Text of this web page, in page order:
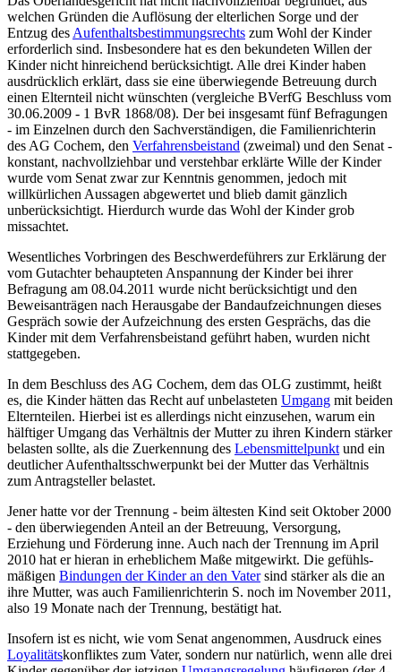
welchen Gründen die Auflösung der elterlichen Sorge und der
Entzug des Aufenthaltsbestimmungsrechts zum Wohl der Kinder
erforderlich sind. Insbesondere hat es den bekundeten Willen der
Kinder nicht hinreichend berücksichtigt. Alle drei Kinder haben
ausdrücklich erklärt, dass sie eine überwiegende Betreuung durch
einen Elternteil nicht wünschten (vergleiche BVerfG Beschluss vom
30.06.2009 - 1 BvR 1868/08). Der bei insgesamt fünf Befragungen
- im Einzelnen durch den Sach­verständigen, die Familien­richterin
des AG Cochem, den Verfahrensbeistand (zweimal) und den Senat -
konstant, nachvollziehbar und verstehbar erklärte Wille der Kinder
wurde vom Senat zwar zur Kenntnis genommen, jedoch mit
willkürlichen Aussagen abgewertet und blieb damit gänzlich
unberücksichtigt. Hierdurch wurde das Wohl der Kinder grob
missachtet.
Wesentliches Vorbringen des Beschwerde­führers zur Erklärung der
vom Gutachter behaupteten Anspannung der Kinder bei ihrer
Befragung am 08.04.2011 wurde nicht berücksichtigt und den
Beweis­anträgen nach Herausgabe der Band­auf­zeichnungen dieses
Gespräch sowie der Aufzeichnung des ersten Gesprächs, das die
Kinder mit dem Verfahrens­beistand geführt haben, wurden nicht
stattgegeben.
In dem Beschluss des AG Cochem, dem das OLG zustimmt, heißt
es, die Kinder hätten das Recht auf unbelasteten Umgang mit beiden
Elternteilen. Hierbei ist es allerdings nicht einzusehen, warum ein
hälftiger Umgang das Verhältnis der Mutter zu ihren Kindern stärker
belasten sollte, als die Zuerkennung des Lebensmittelpunkt und ein
deutlicher Aufenthalts­schwerpunkt bei der Mutter das Verhältnis
zum Antrag­steller belastet.
Jener hatte vor der Trennung - beim ältesten Kind seit Oktober 2000
- den überwiegenden Anteil an der Betreuung, Versorgung,
Erziehung und Förderung inne. Auch nach der Trennung im April
2010 hat er hieran in erheblichem Maße mitgewirkt. Die gefühls­
mäßigen Bindungen der Kinder an den Vatersind stärker als die an
ihre Mutter, was auch Familien­richterin S. noch im November 2011,
also 19 Monate nach der Trennung, bestätigt hat.
Insofern ist es nicht, wie vom Senat angenommen, Ausdruck eines
Loyalitäts­konfliktes zum Vater, sondern nur natürlich, wenn alle drei